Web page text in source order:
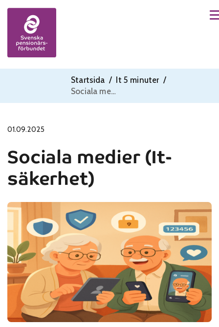
Skip to content
Startsida / It 5 minuter /
Sociala medier (It-säkerhet)
01.09.2025
Sociala medier (It-
säkerhet)